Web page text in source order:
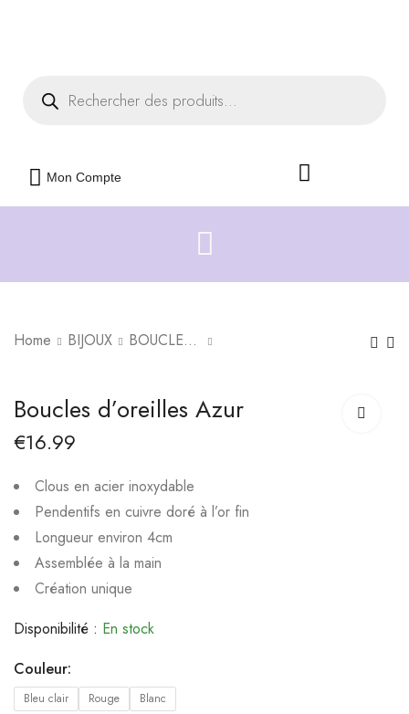
Mon Compte
Home BIJOUX BOUCLES D'OREILLES
Boucles d’oreilles Azur
€16.99
Clous en acier inoxydable
Pendentifs en cuivre doré à l’or fin
Longueur environ 4cm
Assemblée à la main
Création unique
Disponibilité : En stock
Couleur:
Bleu clair Rouge Blanc